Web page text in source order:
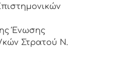
Ένωσης
Στρατού Ν.